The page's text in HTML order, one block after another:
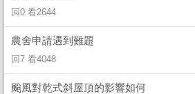
回0 看2644
農舍申請遇到難題
回7 看4048
颱風對乾式斜屋頂的影響如何